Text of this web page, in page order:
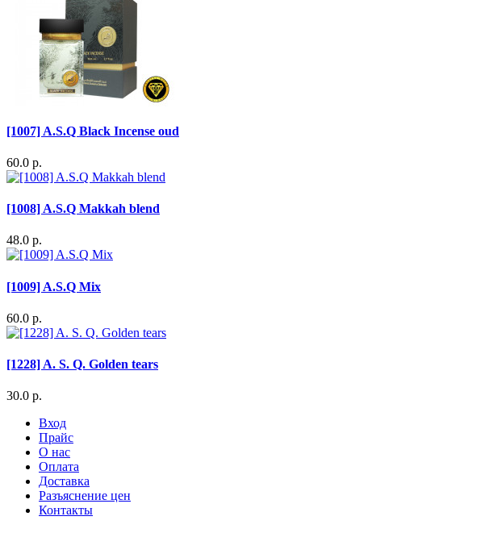
[1007] A.S.Q Black Incense oud
60.0 р.
[1008] A.S.Q Makkah blend
48.0 р.
[1009] A.S.Q Mix
60.0 р.
[1228] A. S. Q. Golden tears
30.0 р.
Вход
Прайс
О нас
Оплата
Доставка
Разъяснение цен
Контакты